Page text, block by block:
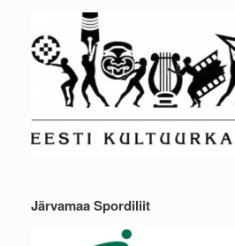
Järvamaa Spordiliit